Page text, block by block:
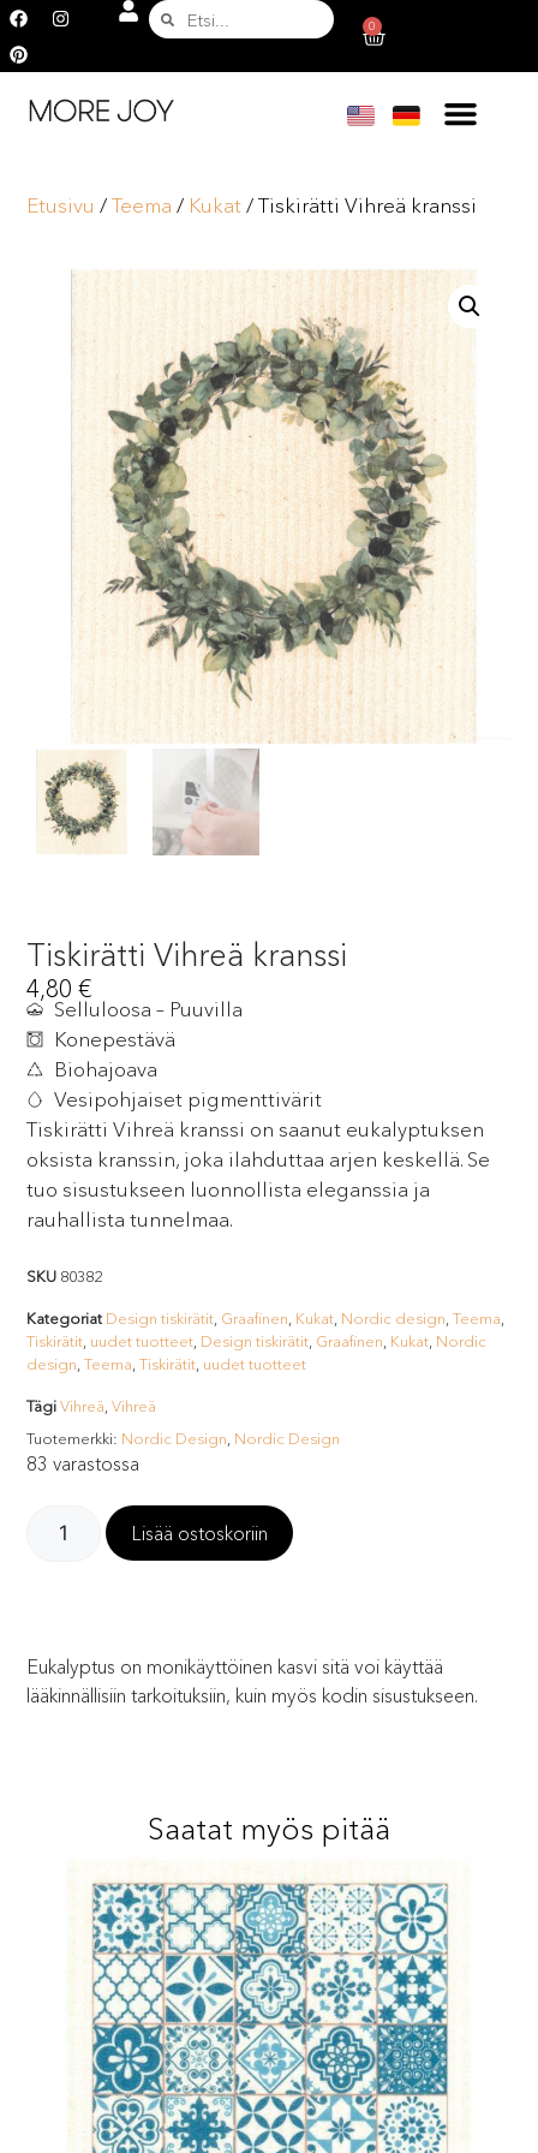
0
Etusivu /Teema / Kukat/ Tiskirätti Vihreä kranssi
Tiskirätti Vihreä kranssi
4,80€
Selluloosa – Puuvilla
Konepestävä
Biohajoava
Vesipohjaiset pigmenttivärit
Tiskirätti Vihreä kranssi on saanut eukalyptuksen
oksista kranssin, joka ilahduttaa arjen keskellä. Se
tuo sisustukseen luonnollista eleganssia ja
rauhallista tunnelmaa.
SKU 80382
Kategoriat Design tiskirätit Graafinen Kukat Nordic design ,Teema
Tiskirätit uudet tuotteet Design tiskirätit Graafinen Kukat Nordic
design ,Teema ,Tiskirätit uudet tuotteet
Tägi Vihreä ,Vihreä
Tuotemerkki: Nordic Design Nordic Design
83 varastossa
Lisää ostoskoriin
Eukalyptus on monikäyttöinen kasvi sitä voi käyttää
lääkinnällisiin tarkoituksiin, kuin myös kodin sisustukseen.
Saatat myös pitää